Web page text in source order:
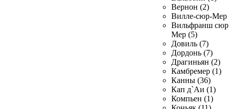
Вернон (2)
Вилле-сюр-Мер
Вильфранш сюр
Мер (5)
Довиль (7)
Дордонь (7)
Драгиньян (2)
Камбремер (1)
Канны (36)
Кап д`Аи (1)
Компьен (1)